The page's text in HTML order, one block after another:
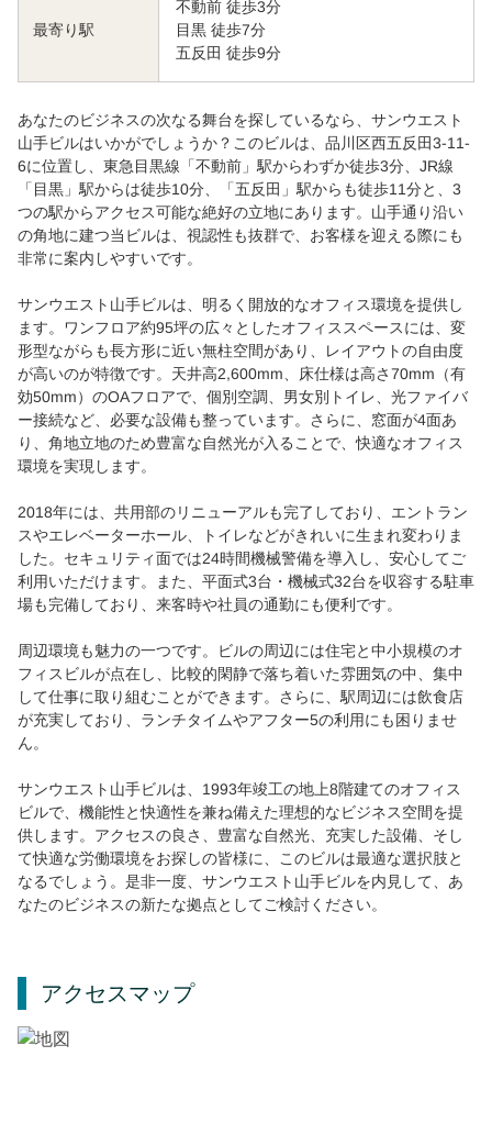
最寄り駅
不動前 徒歩3分
目黒 徒歩7分
五反田 徒歩9分
あなたのビジネスの次なる舞台を探しているなら、サンウエスト
山手ビルはいかがでしょうか？このビルは、品川区西五反田3-11-
6に位置し、東急目黒線「不動前」駅からわずか徒歩3分、JR線
「目黒」駅からは徒歩10分、「五反田」駅からも徒歩11分と、3
つの駅からアクセス可能な絶好の立地にあります。山手通り沿い
の角地に建つ当ビルは、視認性も抜群で、お客様を迎える際にも
非常に案内しやすいです。
サンウエスト山手ビルは、明るく開放的なオフィス環境を提供し
ます。ワンフロア約95坪の広々としたオフィススペースには、変
形型ながらも長方形に近い無柱空間があり、レイアウトの自由度
が高いのが特徴です。天井高2,600mm、床仕様は高さ70mm（有
効50mm）のOAフロアで、個別空調、男女別トイレ、光ファイバ
ー接続など、必要な設備も整っています。さらに、窓面が4面あ
り、角地立地のため豊富な自然光が入ることで、快適なオフィス
環境を実現します。
2018年には、共用部のリニューアルも完了しており、エントラン
スやエレベーターホール、トイレなどがきれいに生まれ変わりま
した。セキュリティ面では24時間機械警備を導入し、安心してご
利用いただけます。また、平面式3台・機械式32台を収容する駐車
場も完備しており、来客時や社員の通勤にも便利です。
周辺環境も魅力の一つです。ビルの周辺には住宅と中小規模のオ
フィスビルが点在し、比較的閑静で落ち着いた雰囲気の中、集中
して仕事に取り組むことができます。さらに、駅周辺には飲食店
が充実しており、ランチタイムやアフター5の利用にも困りませ
ん。
サンウエスト山手ビルは、1993年竣工の地上8階建てのオフィス
ビルで、機能性と快適性を兼ね備えた理想的なビジネス空間を提
供します。アクセスの良さ、豊富な自然光、充実した設備、そし
て快適な労働環境をお探しの皆様に、このビルは最適な選択肢と
なるでしょう。是非一度、サンウエスト山手ビルを内見して、あ
なたのビジネスの新たな拠点としてご検討ください。
アクセスマップ